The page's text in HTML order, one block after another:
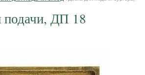
подачи, ДП 18